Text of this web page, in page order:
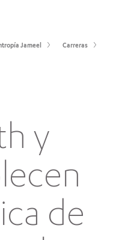
Jameel Carreras
y
de